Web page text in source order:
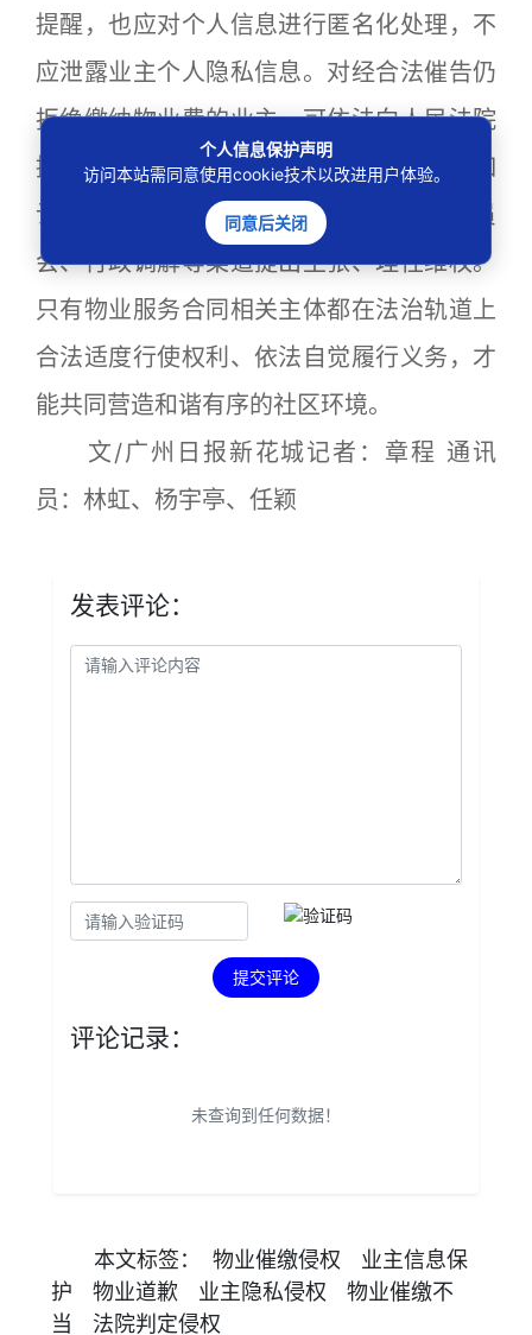
提醒，也应对个人信息进行匿名化处理，不
应泄露业主个人隐私信息。对经合法催告仍
拒绝缴纳物业费的业主，可依法向人民法院
提起诉讼。业主也应依法履行缴费义务，如
认为物业服务存在瑕疵，可通过业主委员
会、行政调解等渠道提出主张、理性维权。
只有物业服务合同相关主体都在法治轨道上
合法适度行使权利、依法自觉履行义务，才
能共同营造和谐有序的社区环境。
文/广州日报新花城记者：章程 通讯
员：林虹、杨宇亭、任颖
发表评论：
提交评论
评论记录：
未查询到任何数据！
本文标签： 物业催缴侵权
业主信息保
护
物业道歉 业主隐私侵权
物业催缴不
当
法院判定侵权
个人信息保护声明
访问本站需同意使用cookie技术以改进用户体验。
同意后关闭